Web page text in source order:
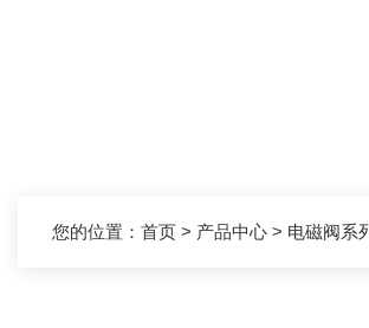
您的位置： 首页 > 产品中心 > 电磁阀系